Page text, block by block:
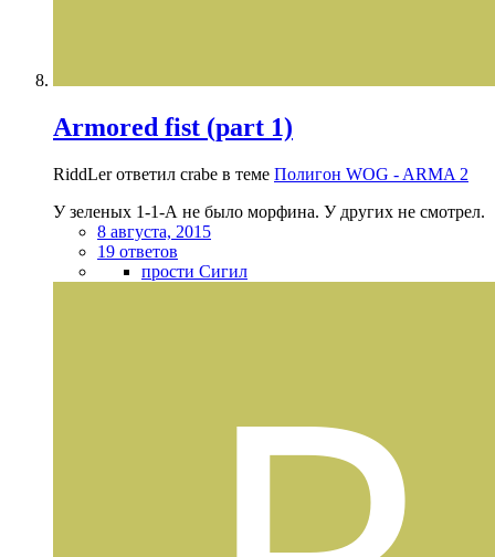
Armored fist (part 1)
RiddLer ответил crabe в теме Полигон WOG - ARMA 2
У зеленых 1-1-А не было морфина. У других не смотрел.
8 августа, 2015
19 ответов
прости Сигил